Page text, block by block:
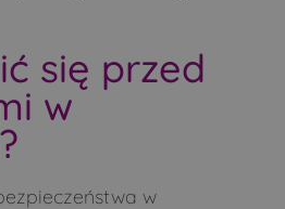
się przed
w
w